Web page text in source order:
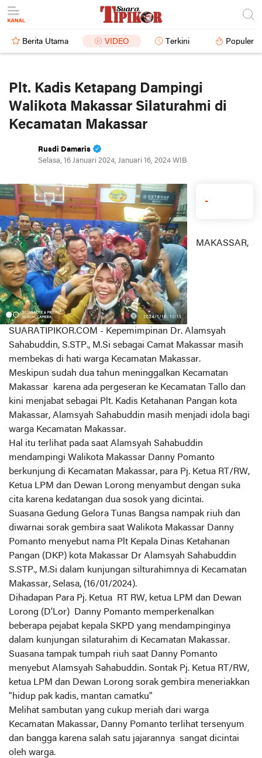
Berita Utama VIDEO Terkini Populer
Plt. Kadis Ketapang Dampingi
Walikota Makassar Silaturahmi di
Kecamatan Makassar
Rusdi Damaris
Selasa, 16 Januari 2024, Januari 16, 2024 WIB
-
MAKASSAR,
SUARATIPIKOR.COM - Kepemimpinan Dr. Alamsyah
Sahabuddin, S.STP., M.Si sebagai Camat Makassar masih
membekas di hati warga Kecamatan Makassar.
Meskipun sudah dua tahun meninggalkan Kecamatan
Makassar karena ada pergeseran ke Kecamatan Tallo dan
kini menjabat sebagai Plt. Kadis Ketahanan Pangan kota
Makassar, Alamsyah Sahabuddin masih menjadi idola bagi
warga Kecamatan Makassar.
Hal itu terlihat pada saat Alamsyah Sahabuddin
mendampingi Walikota Makassar Danny Pomanto
berkunjung di Kecamatan Makassar, para Pj. Ketua RT/RW,
Ketua LPM dan Dewan Lorong menyambut dengan suka
cita karena kedatangan dua sosok yang dicintai.
Suasana Gedung Gelora Tunas Bangsa nampak riuh dan
diwarnai sorak gembira saat Walikota Makassar Danny
Pomanto menyebut nama Plt Kepala Dinas Ketahanan
Pangan (DKP) kota Makassar Dr Alamsyah Sahabuddin
S.STP., M.Si dalam kunjungan silturahimnya di Kecamatan
Makassar, Selasa, (16/01/2024).
Dihadapan Para Pj. Ketua RT RW, ketua LPM dan Dewan
Lorong (D'Lor) Danny Pomanto memperkenalkan
beberapa pejabat kepala SKPD yang mendampinginya
dalam kunjungan silaturahim di Kecamatan Makassar.
Suasana tampak tumpah riuh saat Danny Pomanto
menyebut Alamsyah Sahabuddin. Sontak Pj. Ketua RT/RW,
ketua LPM dan Dewan Lorong sorak gembira meneriakkan
"hidup pak kadis, mantan camatku"
Melihat sambutan yang cukup meriah dari warga
Kecamatan Makassar, Danny Pomanto terlihat tersenyum
dan bangga karena salah satu jajarannya sangat dicintai
oleh warga.